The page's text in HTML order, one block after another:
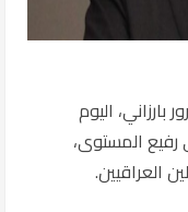
بارزاني، اليوم
المستوى،
العراقيين.